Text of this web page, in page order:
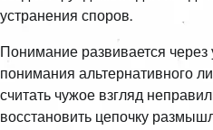
устранения споров.
Понимание развивается через
понимания альтернативного
считать чужое взгляд
восстановить цепочку